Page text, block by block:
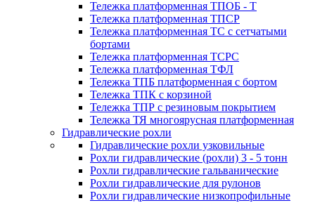
Тележка платформенная ТПОБ - Т
Тележка платформенная ТПСР
Тележка платформенная ТС с сетчатыми
бортами
Тележка платформенная ТСРС
Тележка платформенная ТФЛ
Тележка ТПБ платформенная с бортом
Тележка ТПК с корзиной
Тележка ТПР с резиновым покрытием
Тележка ТЯ многоярусная платформенная
Гидравлические рохли
Гидравлические рохли узковильные
Рохли гидравлические (рохли) 3 - 5 тонн
Рохли гидравлические гальванические
Рохли гидравлические для рулонов
Рохли гидравлические низкопрофильные